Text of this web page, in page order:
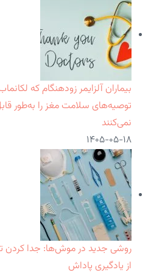
بیماران آلزایمر زودهنگام که
توصیه‌های سلامت مغز را به‌طور
نمی‌کنند
۱۴۰۵-۰۵-۱۸
روشی جدید در موش‌ها: جدا کردن
از یادگیری پاداش